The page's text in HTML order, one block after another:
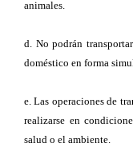
animales.
d. No podrán
doméstico en forma
e. Las operaciones de
realizarse en
salud o el ambiente.